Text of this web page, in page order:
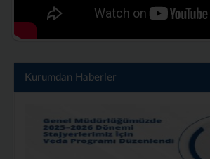
Kurumdan Haberler